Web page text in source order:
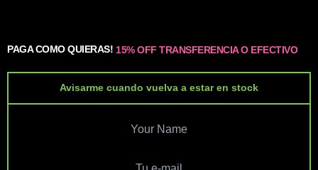
PAGA COMO QUIERAS! 15% OFF TRANSFERENCIA O EFECTIVO
Avisarme cuando vuelva a estar en stock